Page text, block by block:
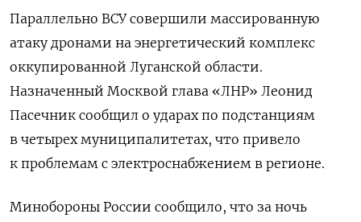
Параллельно ВСУ совершили массированную
атаку дронами на энергетический комплекс
оккупированной Луганской области.
Назначенный Москвой глава «ЛНР» Леонид
Пасечник сообщил о ударах по подстанциям
в четырех муниципалитетах, что привело
к проблемам с электроснабжением в регионе.
Минобороны России сообщило, что за ночь